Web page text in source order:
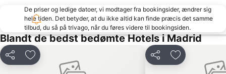
Plaza de Santa Ana
Castellanapassagen
Sol Metro Station
Plaza de España
Ibiza
Arganzuela
Villaverde
Nuevos Ministerios Metro Station
Ciudad Real Madrid
Moncloa-Aravaca
De priser og ledige datoer, vi modtager fra bookingsider, ændrer sig
hele tiden. Det betyder, at du ikke altid kan finde præcis det samme
tilbud, du så på trivago, når du føres videre til bookingsiden.
Blandt de bedst bedømte Hotels i Madrid
Del Føj til favoritter Del Føj til